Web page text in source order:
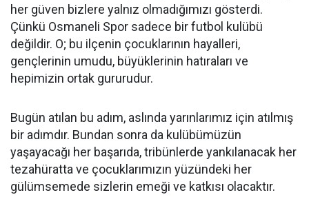
her güven bizlere yalnız olmadığımızı gösterdi.
Çünkü Osmaneli Spor sadece bir futbol kulübü
değildir. O; bu ilçenin çocuklarının hayalleri,
gençlerinin umudu, büyüklerinin hatıraları ve
hepimizin ortak gururudur.
Bugün atılan bu adım, aslında yarınlarımız için atılmış
bir adımdır. Bundan sonra da kulübümüzün
yaşayacağı her başarıda, tribünlerde yankılanacak her
tezahüratta ve çocuklarımızın yüzündeki her
gülümsemede sizlerin emeği ve katkısı olacaktır.